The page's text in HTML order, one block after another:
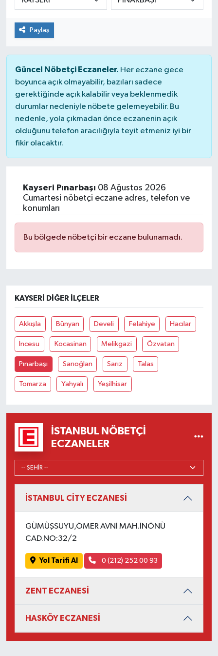
Paylaş
Güncel Nöbetçi Eczaneler. Her eczane gece
boyunca açık olmayabilir, bazıları sadece
gerektiğinde açık kalabilir veya beklenmedik
durumlar nedeniyle nöbete gelemeyebilir. Bu
nedenle, yola çıkmadan önce eczanenin açık
olduğunu telefon aracılığıyla teyit etmeniz iyi bir
fikir olacaktır.
Kayseri Pınarbaşı 08 Ağustos 2026
Cumartesi nöbetçi eczane adres, telefon ve
konumları
Bu bölgede nöbetçi bir eczane bulunamadı.
KAYSERI DIĞER İLÇELER
Akkışla Bünyan Develi Felahiye Hacılar
İncesu Kocasinan Melikgazi Özvatan
Pınarbaşı Sarıoğlan Sarız Talas
Tomarza Yahyalı Yeşilhisar
İSTANBUL NÖBETÇI
ECZANELER
İSTANBUL CİTY ECZANESİ
GÜMÜŞSUYU,ÖMER AVNİ MAH.İNÖNÜ
CAD.NO:32/2
Yol Tarifi Al 0 (212) 252 00 93
ZENT ECZANESİ
HASKÖY ECZANESİ